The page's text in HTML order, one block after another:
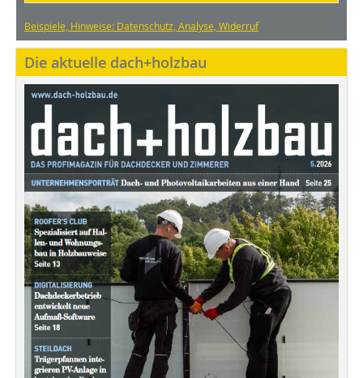
Beispiele, Hinweise: Datenschutz, Analyse, Widerruf
Die aktuelle dach+holzbau